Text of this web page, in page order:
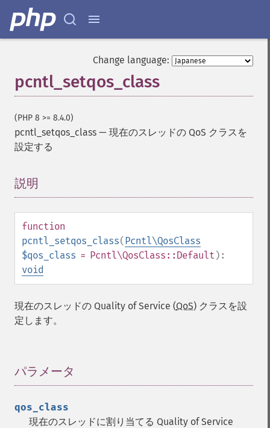
Change language:
pcntl_setqos_class
(PHP 8 >= 8.4.0)
pcntl_setqos_class — 現在のスレッドの QoS クラスを
設定する
説明
function
pcntl_setqos_class(Pcntl\QosClass
$qos_class = Pcntl\QosClass::Default ):
void
現在のスレッドの Quality of Service (QoS) クラスを設
定します。
パラメータ
qos_class
現在のスレッドに割り当てる Quality of Service